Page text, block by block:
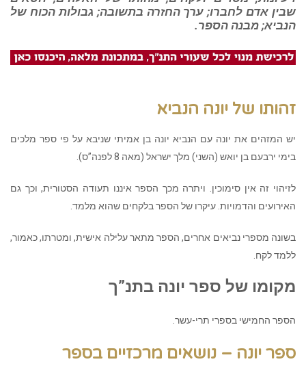
שבין אדם לחברו; ערך החזרה בתשובה; גבולות הכוח של
הנביא; מבנה הספר.
זהותו של יונה הנביא
יש המזהים את יונה עם הנביא יונה בן אמיתי שניבא על פי ספר מלכים
בימי ירבעם בן יואש (השני) מלך ישראל (מאה 8 לפנה”ס).
לזיהוי זה אין סימוכין. ויתרה מכך הספר איננו תעודה הסטורית, וכך גם
האירועים והדמויות. עיקרו של הספר בלקחים שהוא מלמד.
בשונה מספרי נביאים אחרים, הספר מתאר עלילה אישית, ומטרתו, כאמור,
ללמד לקח.
מקומו של ספר יונה בתנ”ך
הספר החמישי בספרי תרי-עשר.
ספר יונה – נושאים מרכזיים בספר